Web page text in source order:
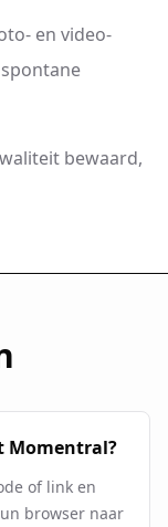
en video-
bewaard,
Momentral?
of link en
browser naar